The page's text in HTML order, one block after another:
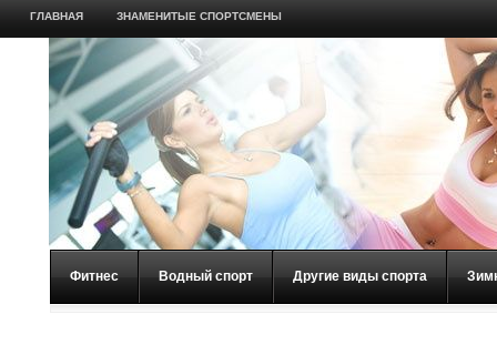
ГЛАВНАЯ ЗНАМЕНИТЫЕ СПОРТСМЕНЫ
Фитнес Водный спорт Другие виды спорта